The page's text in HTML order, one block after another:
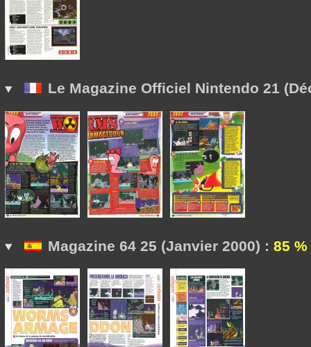
Le Magazine Officiel Nintendo 21
Magazine 64 25 (Janvier 2000) : 85 %